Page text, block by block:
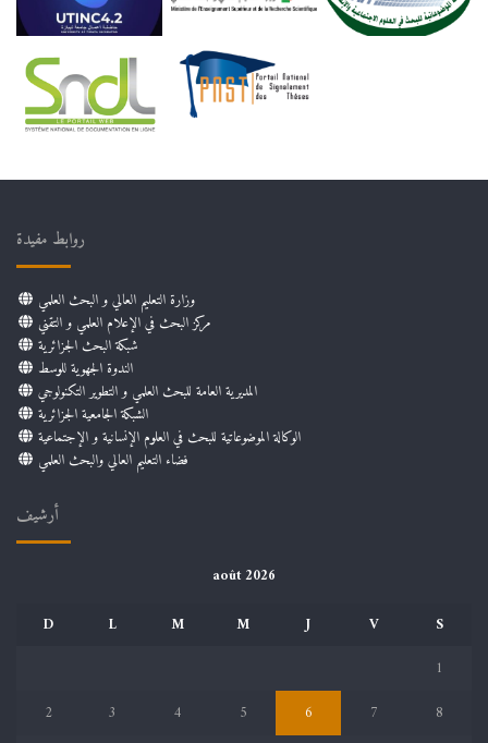
روابط مفيدة
وزارة التعليم العالي و البحث العلمي
مركز البحث في الإعلام العلمي و التقني
شبكة البحث الجزائرية
الندوة الجهوية للوسط
المديرية العامة للبحث العلمي و التطوير التكنولوجي
الشبكة الجامعية الجزائرية
الوكالة الموضوعاتية للبحث في العلوم الإنسانية و الإجتماعية
فضاء التعليم العالي والبحث العلمي
أرشيف
août 2026
D
L M M J V
S
1
2
3 4 5 6 7
8